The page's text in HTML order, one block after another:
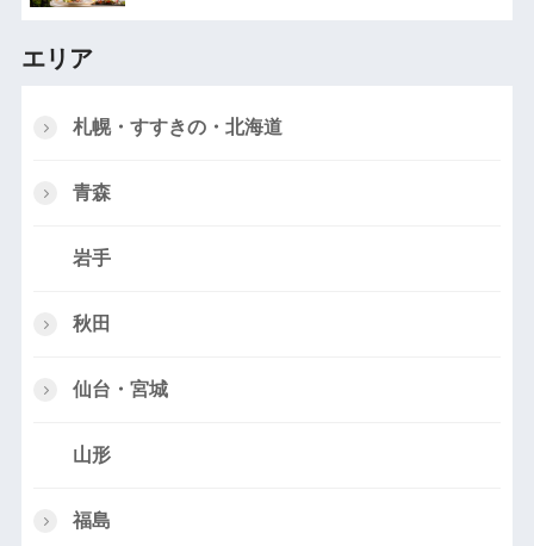
エリア
札幌・すすきの・北海道
青森
岩手
秋田
仙台・宮城
山形
福島